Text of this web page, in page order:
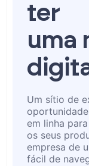
ter
uma
Um sítio de
em linha
os seus
empresa de
fácil de